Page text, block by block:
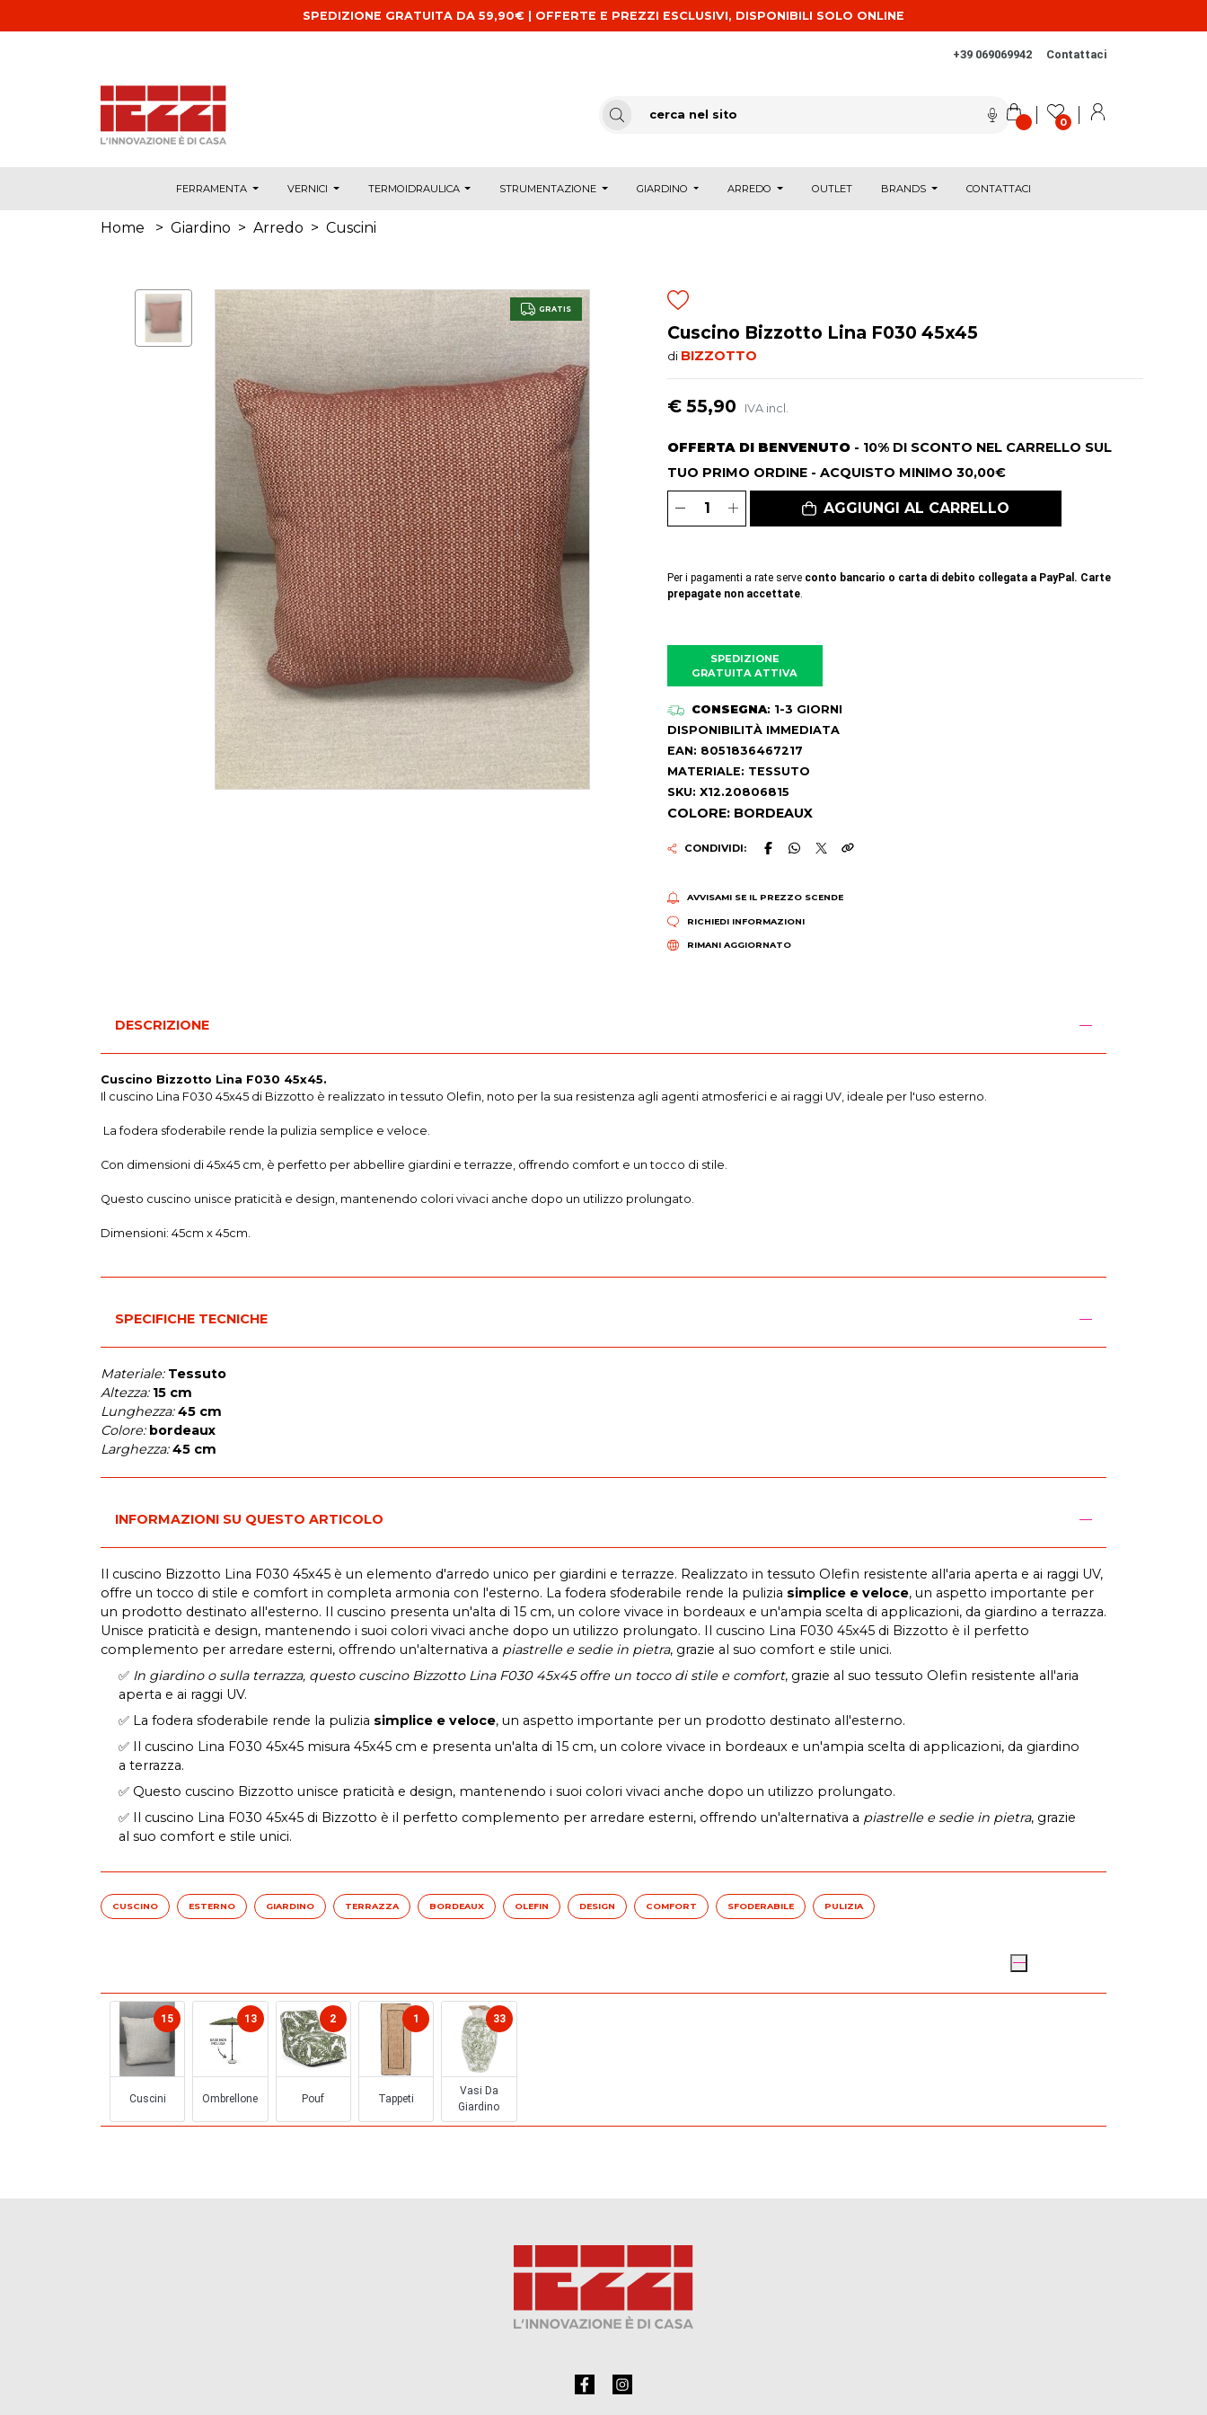
SPEDIZIONE GRATUITA DA 59,90€ | OFFERTE E PREZZI ESCLUSIVI, DISPONIBILI SOLO ONLINE
+39 069069942 Contattaci
0
FERRAMENTA VERNICI TERMOIDRAULICA STRUMENTAZIONE GIARDINO ARREDO OUTLET BRANDS CONTATTACI
Home > Giardino > Arredo > Cuscini
GRATIS
Cuscino Bizzotto Lina F030 45x45
di BIZZOTTO
€ 55,90 IVA incl.
OFFERTA DI BENVENUTO - 10% DI SCONTO NEL CARRELLO SUL
TUO PRIMO ORDINE - ACQUISTO MINIMO 30,00€
AGGIUNGI AL CARRELLO
Per i pagamenti a rate serve conto bancario o carta di debito collegata a PayPal. Carte
prepagate non accettate.
SPEDIZIONE
GRATUITA ATTIVA
CONSEGNA: 1-3 GIORNI
DISPONIBILITÀ IMMEDIATA
EAN: 8051836467217
MATERIALE: TESSUTO
SKU: X12.20806815
COLORE: BORDEAUX
CONDIVIDI:
AVVISAMI SE IL PREZZO SCENDE
RICHIEDI INFORMAZIONI
RIMANI AGGIORNATO
DESCRIZIONE
Cuscino Bizzotto Lina F030 45x45.
Il cuscino Lina F030 45x45 di Bizzotto è realizzato in tessuto Olefin, noto per la sua resistenza agli agenti atmosferici e ai raggi UV, ideale per l'uso esterno.
La fodera sfoderabile rende la pulizia semplice e veloce.
Con dimensioni di 45x45 cm, è perfetto per abbellire giardini e terrazze, offrendo comfort e un tocco di stile.
Questo cuscino unisce praticità e design, mantenendo colori vivaci anche dopo un utilizzo prolungato.
Dimensioni: 45cm x 45cm.
SPECIFICHE TECNICHE
Materiale: Tessuto
Altezza: 15 cm
Lunghezza: 45 cm
Colore: bordeaux
Larghezza: 45 cm
INFORMAZIONI SU QUESTO ARTICOLO
Il cuscino Bizzotto Lina F030 45x45 è un elemento d'arredo unico per giardini e terrazze. Realizzato in tessuto Olefin resistente all'aria aperta e ai raggi UV,
offre un tocco di stile e comfort in completa armonia con l'esterno. La fodera sfoderabile rende la pulizia simplice e veloce, un aspetto importante per
un prodotto destinato all'esterno. Il cuscino presenta un'alta di 15 cm, un colore vivace in bordeaux e un'ampia scelta di applicazioni, da giardino a terrazza.
Unisce praticità e design, mantenendo i suoi colori vivaci anche dopo un utilizzo prolungato. Il cuscino Lina F030 45x45 di Bizzotto è il perfetto
complemento per arredare esterni, offrendo un'alternativa a piastrelle e sedie in pietra, grazie al suo comfort e stile unici.
✅ In giardino o sulla terrazza, questo cuscino Bizzotto Lina F030 45x45 offre un tocco di stile e comfort, grazie al suo tessuto Olefin resistente all'aria
aperta e ai raggi UV.
✅ La fodera sfoderabile rende la pulizia simplice e veloce, un aspetto importante per un prodotto destinato all'esterno.
✅ Il cuscino Lina F030 45x45 misura 45x45 cm e presenta un'alta di 15 cm, un colore vivace in bordeaux e un'ampia scelta di applicazioni, da giardino
a terrazza.
✅ Questo cuscino Bizzotto unisce praticità e design, mantenendo i suoi colori vivaci anche dopo un utilizzo prolungato.
✅ Il cuscino Lina F030 45x45 di Bizzotto è il perfetto complemento per arredare esterni, offrendo un'alternativa a piastrelle e sedie in pietra, grazie
al suo comfort e stile unici.
CUSCINO ESTERNO GIARDINO TERRAZZA BORDEAUX OLEFIN DESIGN COMFORT SFODERABILE PULIZIA
Cuscini
15
Ombrellone
13
Pouf
2
Tappeti
1
Vasi Da
Giardino
33